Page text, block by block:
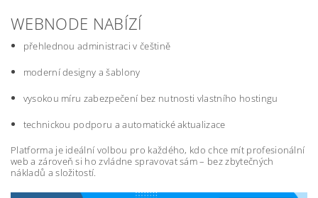
WEBNODE NABÍZÍ
přehlednou administraci v češtině
moderní designy a šablony
vysokou míru zabezpečení bez nutnosti vlastního hostingu
technickou podporu a automatické aktualizace
Platforma je ideální volbou pro každého, kdo chce mít profesionální
web a zároveň si ho zvládne spravovat sám – bez zbytečných
nákladů a složitostí.